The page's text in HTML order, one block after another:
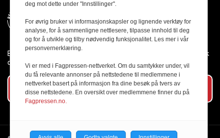
Byggmesteren følger Vær Varsom-plakaten og presseetikken slik
den er nedfelt i Redaktørplakaten.
Abonner på vårt nyhetsbrev
deg mot dette under "Innstillinger".
For øvrig bruker vi informasjonskapsler og lignende verktøy for
analyse, for å sammenligne nettlesere, tilpasse innhold til deg
og for å utvikle og tilby nødvendig funksjonalitet. Les mer i vår
personvernerklæring.
Vi er med i Fagpressen-nettverket. Om du samtykker under, vil
du få relevante annonser på nettstedene til medlemmene i
nettverket basert på informasjon fra dine besøk på tvers av
disse nettstedene. En oversikt over medlemmene finner du på
Fagpressen.no.